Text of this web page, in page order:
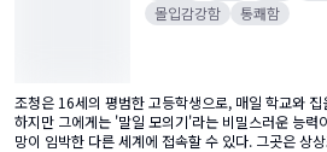
몰입감강함
통쾌함
조청은 16세의 평범한 고등학생으로, 매일 학교와
하지만 그에게는 '말일 모의기'라는 비밀스러운 능력
망이 임박한 다른 세계에 접속할 수 있다. 그곳은 상